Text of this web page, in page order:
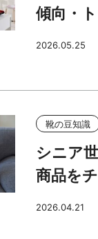
傾向・
2026.05.25
靴の豆知識
シニア
商品を
2026.04.21